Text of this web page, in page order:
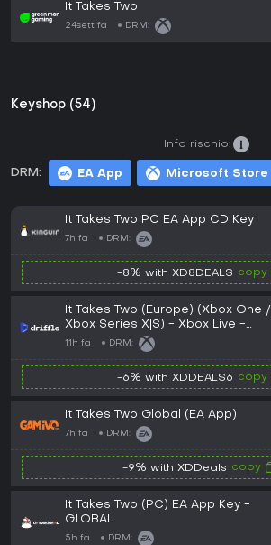
It Takes Two
24sett fa DRM:
Keyshop (54)
DRM: EA App Microsoft Store
Info rischio:
It Takes Two PC EA App CD Key
7h fa DRM:
-8% with XD8DEALS copy
It Takes Two (Europe) (Xbox One /
Xbox Series X|S) - Xbox Live -
Digital Key
11h fa DRM:
-6% with XDDEALS6 copy
It Takes Two Global (EA App)
7h fa DRM:
-9% with XDDeals copy
It Takes Two (PC) EA App Key -
GLOBAL
5h fa DRM: